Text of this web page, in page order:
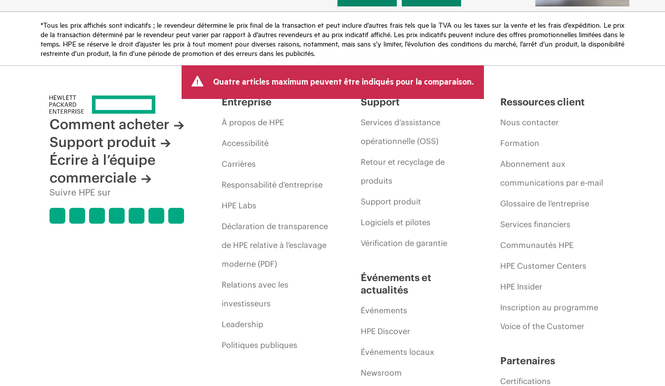
*Tous les prix affichés sont indicatifs ; le revendeur détermine le prix final de la transaction et peut inclure d’autres frais tels que la TVA ou les taxes sur la vente et les frais d’expédition. Le prix
de la transaction déterminé par le revendeur peut varier par rapport à d’autres revendeurs et au prix indicatif affiché. Les prix indicatifs peuvent inclure des offres promotionnelles limitées dans le
temps. HPE se réserve le droit d’ajuster les prix à tout moment pour diverses raisons, notamment, mais sans s’y limiter, l’évolution des conditions du marché, l’arrêt d’un produit, la disponibilité
restreinte d’un produit, la fin d’une période de promotion et des erreurs dans les publicités.
Quatre articles maximum peuvent être indiqués pour la comparaison.
Comment acheter
Support produit
Écrire à l’équipe
commerciale
Suivre HPE sur
Entreprise
À propos de HPE
Accessibilité
Carrières
Responsabilité d’entreprise
HPE Labs
Déclaration de transparence
de HPE relative à l’esclavage
moderne (PDF)
Relations avec les
investisseurs
Leadership
Politiques publiques
Support
Services d’assistance
opérationnelle (OSS)
Retour et recyclage de
produits
Support produit
Logiciels et pilotes
Vérification de garantie
Événements et
actualités
Événements
HPE Discover
Événements locaux
Newsroom
Ressources client
Nous contacter
Formation
Abonnement aux
communications par e-mail
Glossaire de l’entreprise
Services financiers
Communautés HPE
HPE Customer Centers
HPE Insider
Inscription au programme
Voice of the Customer
Partenaires
Certifications